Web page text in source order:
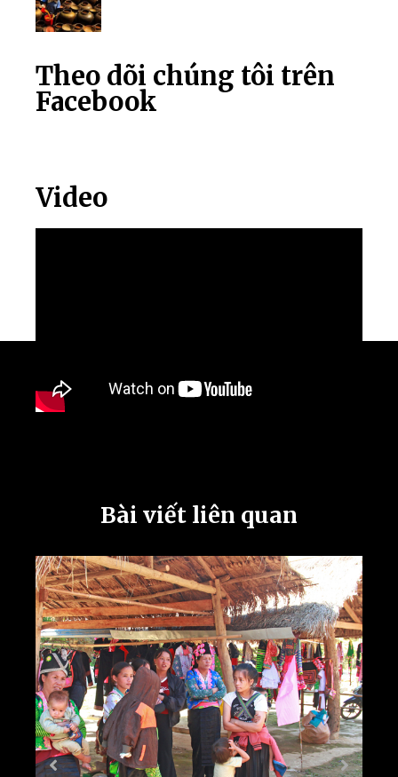
Theo dõi chúng tôi trên
Facebook
Video
Bài viết liên quan